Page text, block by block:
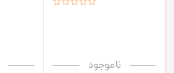
ناموجود